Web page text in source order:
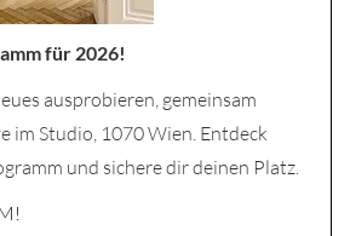
für 2026!
ausprobieren, gemeinsam
im Studio, 1070 Wien. Entdeck
und sichere dir deinen Platz.